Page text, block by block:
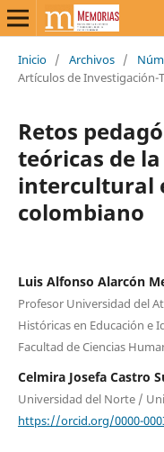
Inicio / Archivos /
Artículos de Investigación-
Retos
teóricas de
intercultural
colombiano
Luis Alfonso Alarcón
Profesor Universidad del
Históricas en Educación e
Facultad de Ciencias
Celmira Josefa Castro
Universidad del Norte /
https://orcid.org/0000-